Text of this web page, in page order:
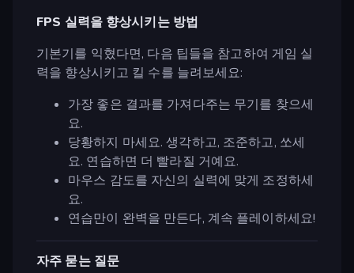
FPS 실력을 향상시키는 방법
기본기를 익혔다면, 다음 팁들을 참고하여 게임 실
력을 향상시키고 킬 수를 늘려보세요:
가장 좋은 결과를 가져다주는 무기를 찾으세
요.
당황하지 마세요. 생각하고, 조준하고, 쏘세
요. 연습하면 더 빨라질 거예요.
마우스 감도를 자신의 실력에 맞게 조정하세
요.
연습만이 완벽을 만든다, 계속 플레이하세요!
자주 묻는 질문